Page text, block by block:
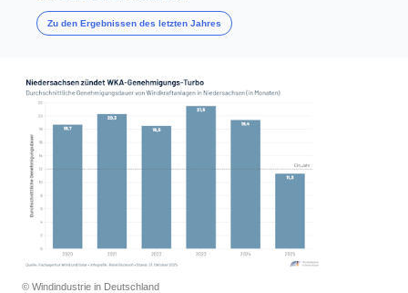
Zu den Ergebnissen des letzten Jahres
© Windindustrie in Deutschland